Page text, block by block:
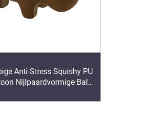
Anti-Stress Squishy PU
Nijlpaardvormige Bal
Speel- en